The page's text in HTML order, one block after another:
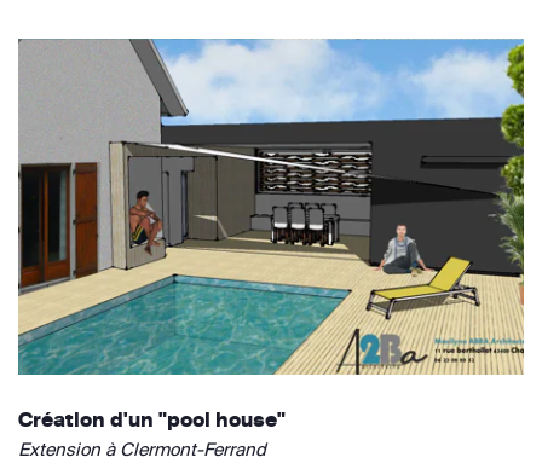
Création d'un "pool house"
Extension à Clermont-Ferrand